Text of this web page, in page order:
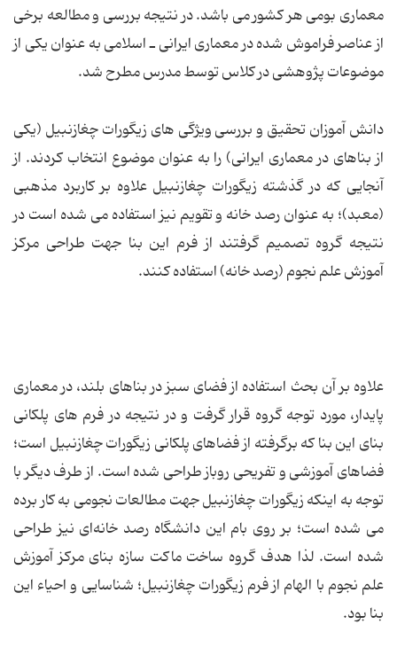
معماری بومی هر کشور می باشد. در نتیجه بررسی و مطالعه برخی
از عناصر فراموش شده در معماری ایرانی ـ اسلامی به عنوان یکی از
موضوعات پژوهشی در کلاس توسط مدرس مطرح شد.
دانش آموزان تحقیق و بررسی ویژگی های زیگورات چغازنبیل (یکی
از بناهای در معماری ایرانی) را به عنوان موضوع انتخاب کردند. از
آنجایی که در گذشته زیگورات چغازنبیل علاوه بر کاربرد مذهبی
(معبد)؛ به عنوان رصد خانه و تقویم نیز استفاده می شده است در
نتیجه گروه تصمیم گرفتند از فرم این بنا جهت طراحی مرکز
آموزش علم نجوم (رصد خانه) استفاده کنند.
علاوه بر آن بحث استفاده از فضای سبز در بناهای بلند، در معماری
پایدار، مورد توجه گروه قرار گرفت و در نتیجه در فرم های پلکانی
بنای این بنا که برگرفته از فضاهای پلکانی زیگورات چغازنبیل است؛
فضاهای آموزشی و تفریحی روباز طراحی شده است. از طرف دیگر با
توجه به اینکه زیگورات چغازنبیل جهت مطالعات نجومی به کار برده
می شده است؛ بر روی بام این دانشگاه رصد خانه‌ای نیز طراحی
شده است. لذا هدف گروه ساخت ماکت سازه بنای مرکز آموزش
علم نجوم با الهام از فرم زیگورات چغازنبیل؛ شناسایی و احیاء این
بنا بود.